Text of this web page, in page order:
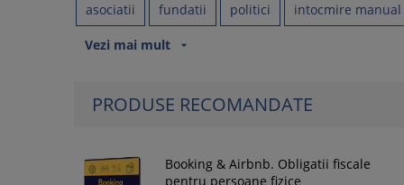
asociatii fundatii politici intocmire
Vezi mai mult arrow_drop_down
PRODUSE RECOMANDATE
Booking & Airbnb. Obligatii fiscale
pentru persoane fizice